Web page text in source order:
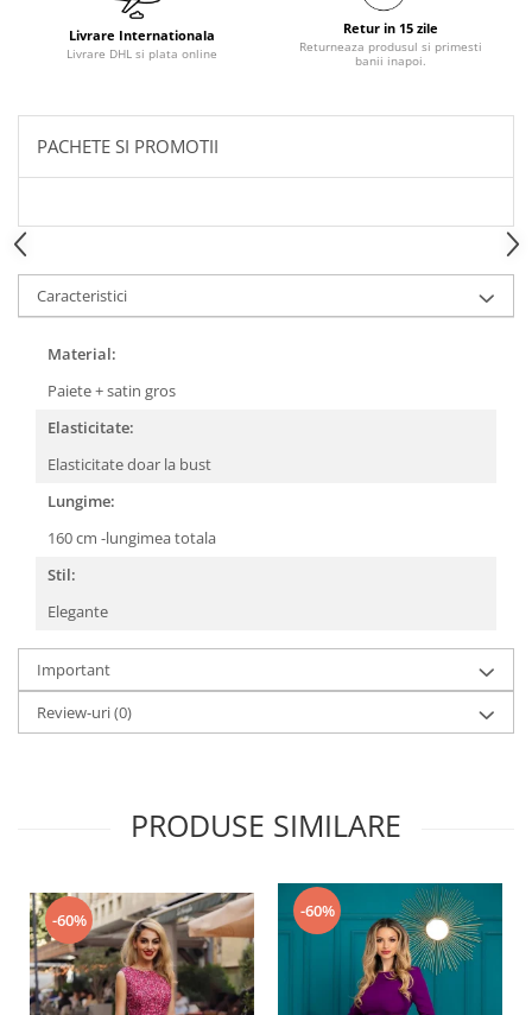
Livrare Internationala
Livrare DHL si plata online
Retur in 15 zile
Returneaza produsul si primesti
banii inapoi.
PACHETE SI PROMOTII
Caracteristici
Material:
Paiete + satin gros
Elasticitate:
Elasticitate doar la bust
Lungime:
160 cm -lungimea totala
Stil:
Elegante
Important
Review-uri(0)
PRODUSE SIMILARE
-60% -60%